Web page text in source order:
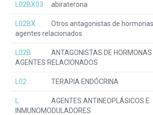
L02BX03 abiraterona
L02BX
Otros antagonistas de
agentes relacionados
L02B
ANTAGONISTAS DE
AGENTES RELACIONADOS
L02 TERAPIA ENDÓCRINA
AGENTES ANTINEOPLÁSICOS E
INMUNOMODULADORES